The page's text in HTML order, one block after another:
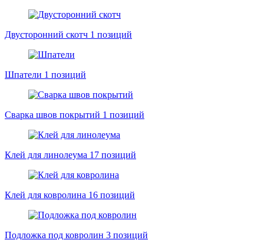
Двусторонний скотч 1 позиций
Шпатели 1 позиций
Сварка швов покрытий 1 позиций
Клей для линолеума 17 позиций
Клей для ковролина 16 позиций
Подложка под ковролин 3 позиций